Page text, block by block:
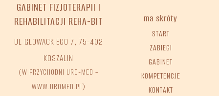
GABINET FIZJOTERAPII I
REHABILITACJI REHA-BIT
UL GLOWACKIEGO 7, 75-402
KOSZALIN
(W PRZYCHODNI URO-MED –
WWW.UROMED.PL)
ma skróty
START
ZABIEGI
GABINET
KOMPETENCJE
KONTAKT